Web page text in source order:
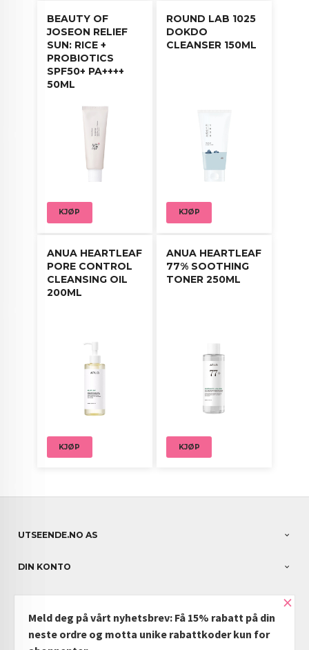
BEAUTY OF
JOSEON RELIEF
SUN: RICE +
PROBIOTICS
SPF50+ PA++++
50ML
KJØP
ROUND LAB 1025
DOKDO
CLEANSER 150ML
KJØP
ANUA HEARTLEAF
PORE CONTROL
CLEANSING OIL
200ML
KJØP
ANUA HEARTLEAF
77% SOOTHING
TONER 250ML
KJØP
UTSEENDE.NO AS
DIN KONTO
NYHETSBREV
PARTNERE
×
Meld deg på vårt nyhetsbrev: Få 15% rabatt på din
neste ordre og motta unike rabattkoder kun for